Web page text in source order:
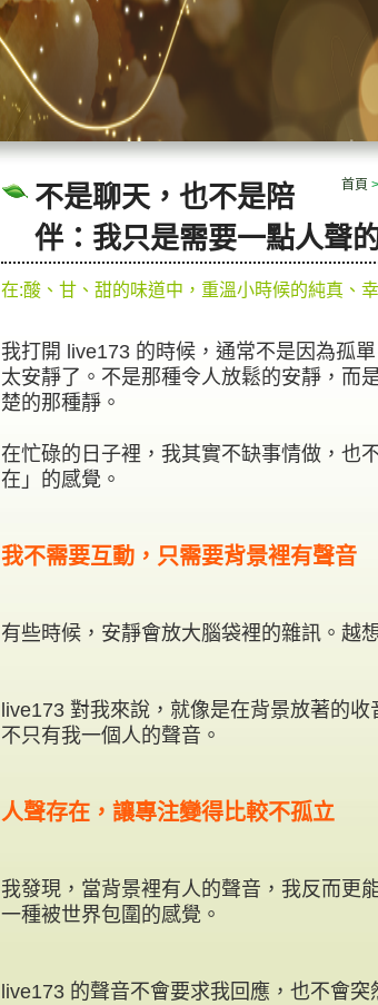
首頁 >
不是聊天，也不是陪
伴：我只是需要一點人聲
在:酸、甘、甜的味道中，重溫小時候的純真、
我打開 live173 的時候，通常不是因為孤
太安靜了。不是那種令人放鬆的安靜，而
楚的那種靜。
在忙碌的日子裡，我其實不缺事情做，也
在」的感覺。
我不需要互動，只需要背景裡有聲音
有些時候，安靜會放大腦袋裡的雜訊。越
live173 對我來說，就像是在背景放著的
不只有我一個人的聲音。
人聲存在，讓專注變得比較不孤立
我發現，當背景裡有人的聲音，我反而更
一種被世界包圍的感覺。
live173 的聲音不會要求我回應，也不會